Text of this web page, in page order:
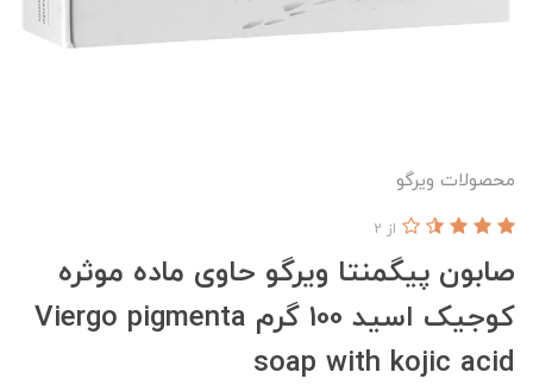
محصولات ویرگو
صابون پیگمنتا ویرگو حاوی ماده موثره
کوجیک اسید 100 گرم Viergo pigmenta
soap with kojic acid
از 2